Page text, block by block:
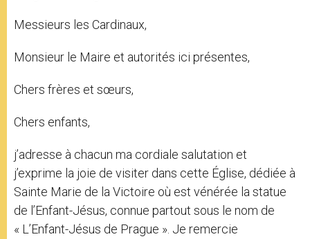
Messieurs les Cardinaux,
Monsieur le Maire et autorités ici présentes,
Chers frères et sœurs,
Chers enfants,
j’adresse à chacun ma cordiale salutation et
j’exprime la joie de visiter dans cette Église, dédiée à
Sainte Marie de la Victoire où est vénérée la statue
de l’Enfant-Jésus, connue partout sous le nom de
« L’Enfant-Jésus de Prague ». Je remercie